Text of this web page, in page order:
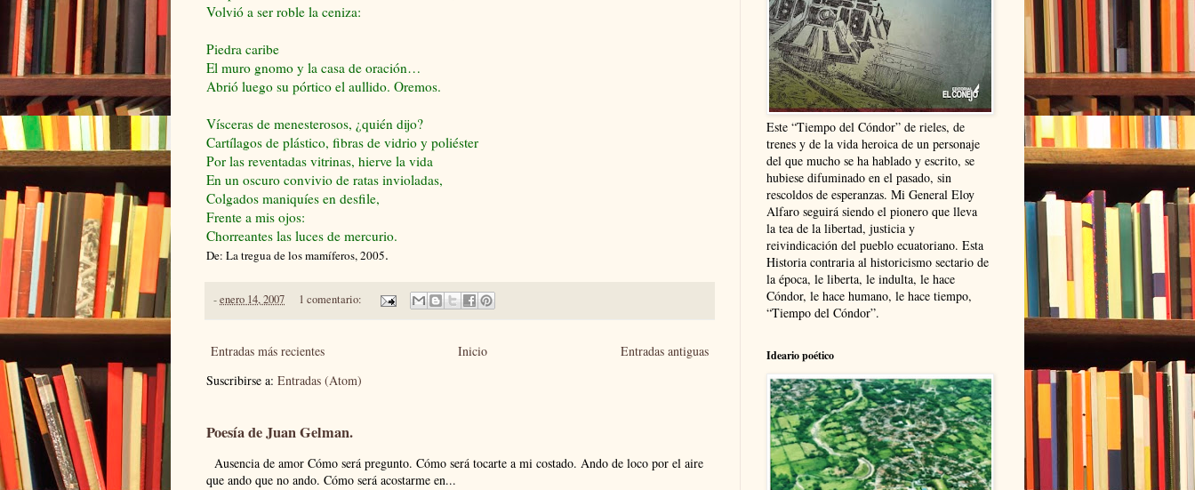
Volvió a ser roble la ceniza:
Piedra caribe
El muro gnomo y la casa de oración…
Abrió luego su pórtico el aullido. Oremos.
Vísceras de menesterosos, ¿quién dijo?
Cartílagos de plástico, fibras de vidrio y poliéster
Por las reventadas vitrinas, hierve la vida
En un oscuro convivio de ratas invioladas,
Colgados maniquíes en desfile,
Frente a mis ojos:
Chorreantes las luces de mercurio.
De: La tregua de los mamíferos, 2005.
-enero 14, 2007 1 comentario:
Entradas más recientes Entradas antiguas
Inicio
Suscribirse a: Entradas (Atom)
Poesía de Juan Gelman.
Ausencia de amor Cómo será pregunto. Cómo será tocarte a mi costado. Ando de loco por el aire
que ando que no ando. Cómo será acostarme en...
Este “Tiempo del Cóndor” de rieles, de
trenes y de la vida heroica de un personaje
del que mucho se ha hablado y escrito, se
hubiese difuminado en el pasado, sin
rescoldos de esperanzas. Mi General Eloy
Alfaro seguirá siendo el pionero que lleva
la tea de la libertad, justicia y
reivindicación del pueblo ecuatoriano. Esta
Historia contraria al historicismo sectario de
la época, le liberta, le indulta, le hace
Cóndor, le hace humano, le hace tiempo,
“Tiempo del Cóndor”.
Ideario poético